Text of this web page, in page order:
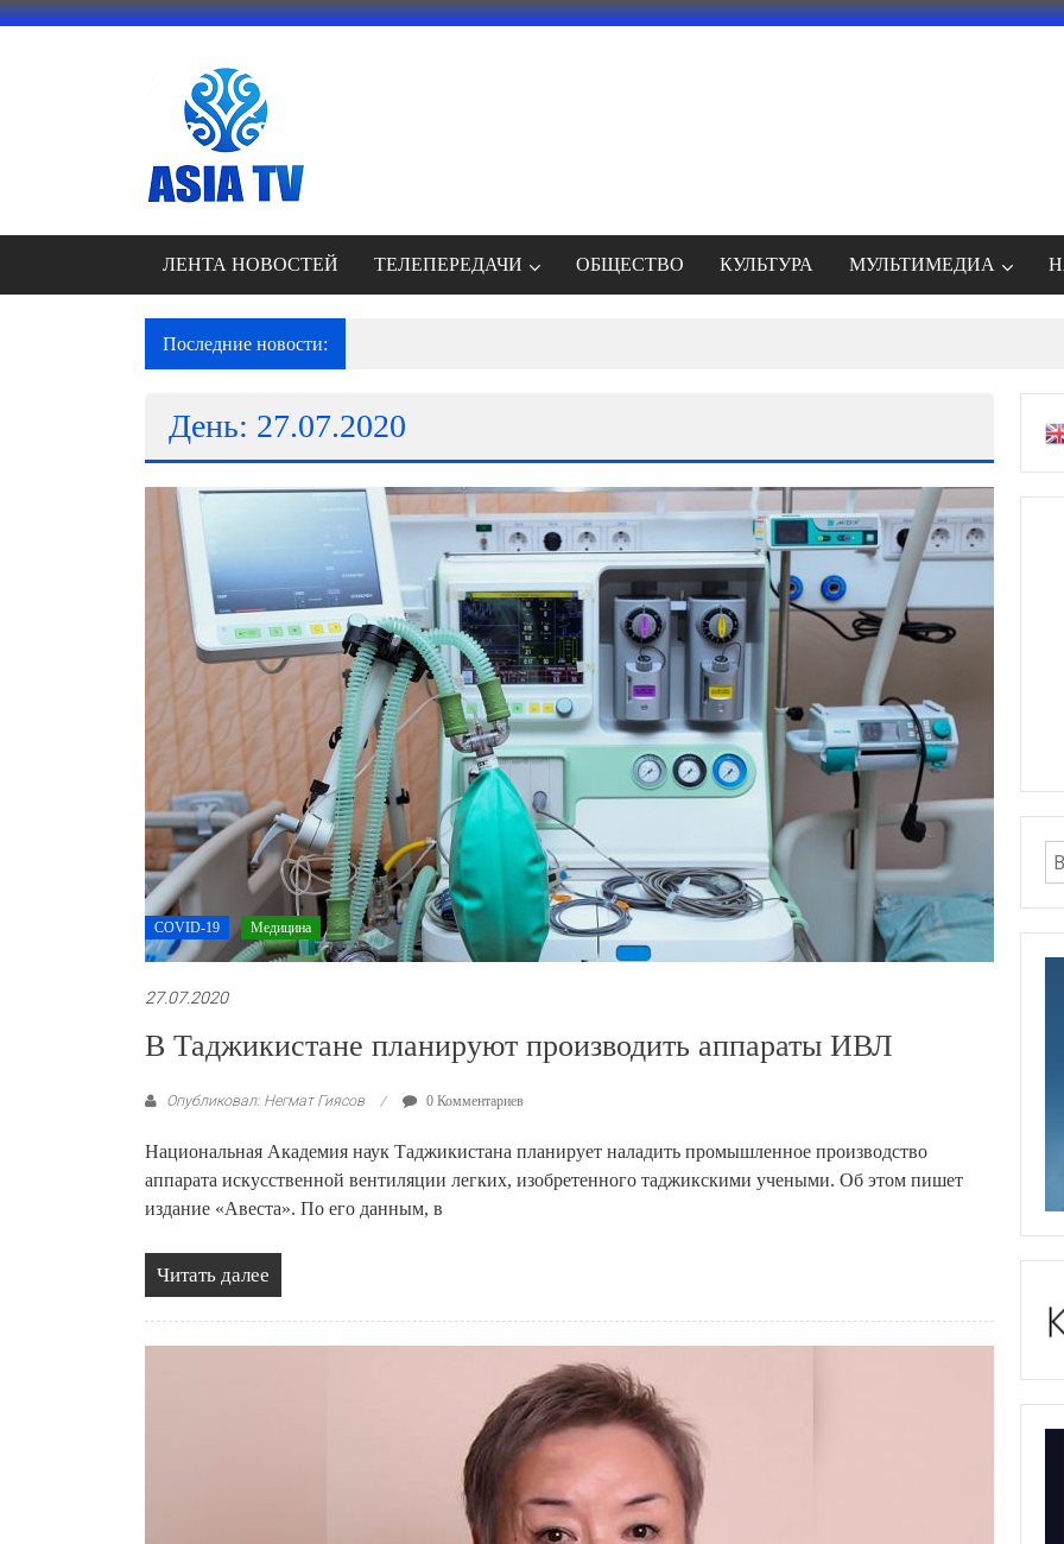
Перейти
АЗИЯ
ТВ
это
телеканал
документальные
музыкальные
ролики
ЛЕНТА НОВОСТЕЙ ТЕЛЕПЕРЕДАЧИ ОБЩЕСТВО КУЛЬТУРА МУЛЬТИМЕДИА
Последние новости:
День: 27.07.2020
COVID-19 Медицина
27.07.2020
В Таджикистане планируют производить аппараты ИВЛ
Опубликовал: Негмат Гиясов 0 Комментариев
Национальная Академия наук Таджикистана планирует наладить промышленное производство
аппарата искусственной вентиляции легких, изобретенного таджикскими учеными. Об этом пишет
издание «Авеста». По его данным, в
Читать далее